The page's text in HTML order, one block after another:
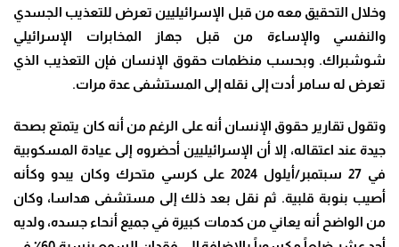
وخلال التحقيق معه من قبل الإسرائيليين تعرض للتعذيب الجسدي
والنفسي والإساءة من قبل جهاز المخابرات الإسرائيلي
شوشبراك. وبحسب منظمات حقوق الإنسان فإن التعذيب الذي
تعرض له سامر أدت إلى نقله إلى المستشفى عدة مرات.
وتقول تقارير حقوق الإنسان أنه على الرغم من أنه كان يتمتع بصحة
جيدة عند اعتقاله، إلا أن الإسرائيليين أحضروه إلى عيادة المسكوبية
في 27 سبتمبر/أيلول 2024 على كرسي متحرك وكان يبدو وكأنه
أصيب بنوبة قلبية. ثم نقل بعد ذلك إلى مستشفى هداسا، وكان
من الواضح أنه يعاني من كدمات كبيرة في جميع أنحاء جسده، ولديه